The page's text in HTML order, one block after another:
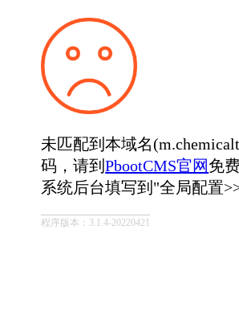
未匹配到本域名
码，请到PbootCMS官网免
系统后台填写到"全局配置
程序版本：3.1.4-20220421